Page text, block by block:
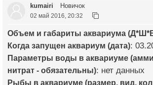
kumairi Новичок
02 май 2016, 20:32
Объем и габариты аквариума
Когда запущен аквариум (дата):
Параметры воды в аквариуме
нитрат - обязательны): нет данных
Рыбы в аквариуме (размер, вид,